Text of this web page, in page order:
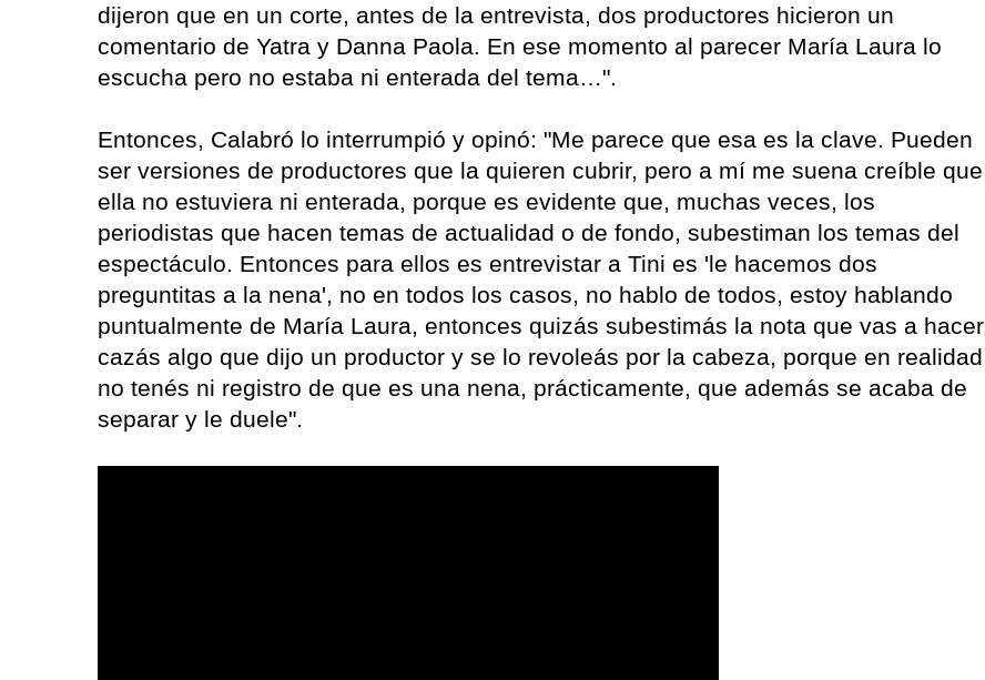
dijeron que en un corte, antes de la entrevista, dos productores hicieron un
comentario de Yatra y Danna Paola. En ese momento al parecer María Laura lo
escucha pero no estaba ni enterada del tema…".
Entonces, Calabró lo interrumpió y opinó: "Me parece que esa es la clave. Pueden
ser versiones de productores que la quieren cubrir, pero a mí me suena creíble que
ella no estuviera ni enterada, porque es evidente que, muchas veces, los
periodistas que hacen temas de actualidad o de fondo, subestiman los temas del
espectáculo. Entonces para ellos es entrevistar a Tini es 'le hacemos dos
preguntitas a la nena', no en todos los casos, no hablo de todos, estoy hablando
puntualmente de María Laura, entonces quizás subestimás la nota que vas a hacer,
cazás algo que dijo un productor y se lo revoleás por la cabeza, porque en realidad
no tenés ni registro de que es una nena, prácticamente, que además se acaba de
separar y le duele".